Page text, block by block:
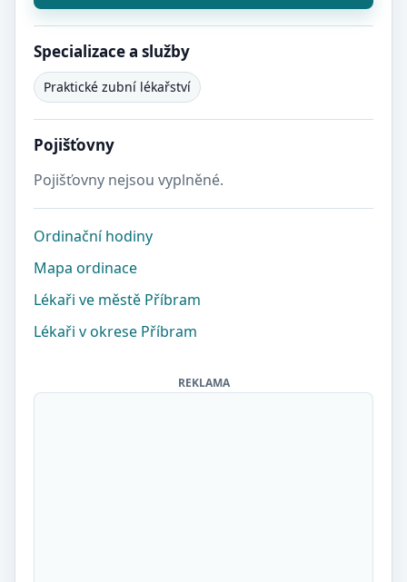
Specializace a služby
Praktické zubní lékařství
Pojišťovny
Pojišťovny nejsou vyplněné.
Ordinační hodiny
Mapa ordinace
Lékaři ve městě Příbram
Lékaři v okrese Příbram
REKLAMA